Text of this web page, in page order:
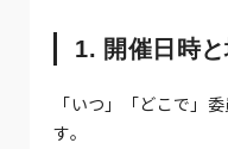
1. 開催日時
「いつ」「どこで」
す。